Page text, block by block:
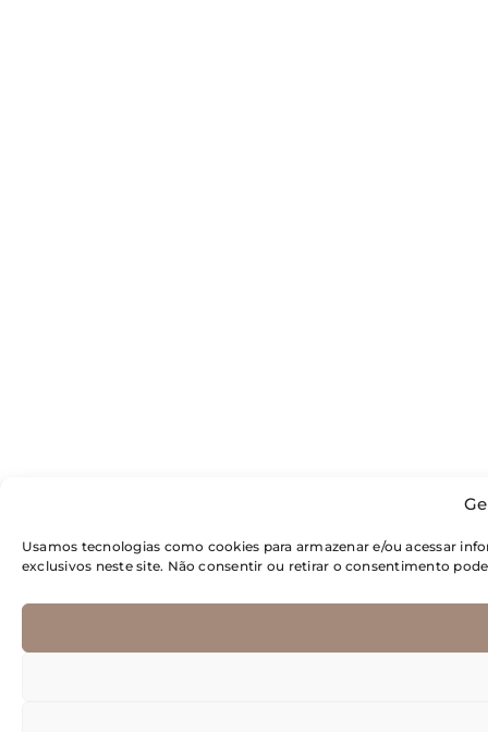
Usamos tecnologias como cookies para armazenar e/ou acessar
exclusivos neste site. Não consentir ou retirar o consentimento